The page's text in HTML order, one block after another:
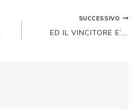
SUCCESSIVO
ED IL VINCITORE E’….